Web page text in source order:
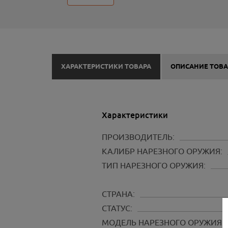
ХАРАКТЕРИСТИКИ ТОВАРА ОПИСАНИЕ
Характеристики
ПРОИЗВОДИТЕЛЬ:
КАЛИБР НАРЕЗНОГО ОРУЖИЯ:
ТИП НАРЕЗНОГО ОРУЖИЯ:
СТРАНА:
СТАТУС:
МОДЕЛЬ НАРЕЗНОГО ОРУЖИЯ: